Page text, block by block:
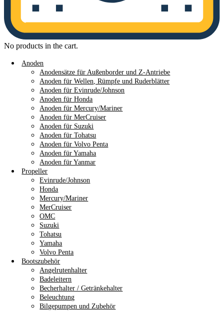
No products in the cart.
Anoden
Anodensätze für Außenborder und Z-Antriebe
Anoden für Wellen, Rümpfe und Ruderblätter
Anoden für Evinrude/Johnson
Anoden für Honda
Anoden für Mercury/Mariner
Anoden für MerCruiser
Anoden für Suzuki
Anoden für Tohatsu
Anoden für Volvo Penta
Anoden für Yamaha
Anoden für Yanmar
Propeller
Evinrude/Johnson
Honda
Mercury/Mariner
MerCruiser
OMC
Suzuki
Tohatsu
Yamaha
Volvo Penta
Bootszubehör
Angelrutenhalter
Badeleitern
Becherhalter / Getränkehalter
Beleuchtung
Bilgepumpen und Zubehör